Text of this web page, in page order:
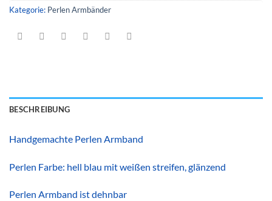
Kategorie: Perlen Armbänder
BESCHREIBUNG
Handgemachte Perlen Armband
Perlen Farbe: hell blau mit weißen streifen, glänzend
Perlen Armband ist dehnbar